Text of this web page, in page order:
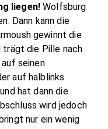
liegen! Wolfsburg
Dann kann die
gewinnt die
trägt die Pille nach
seinen
auf halblinks
hat dann die
wird jedoch
nur ein wenig